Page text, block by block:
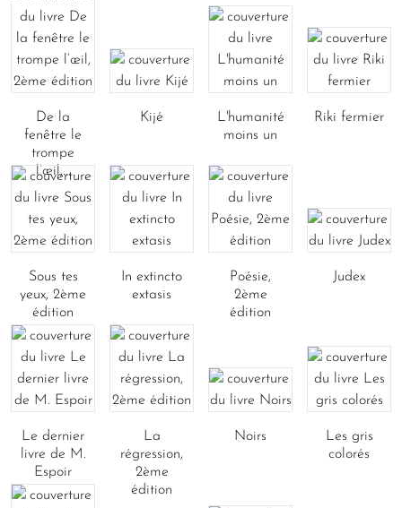
De la
fenêtre le
trompe
l’œil,...
Kijé
L'humanité
moins un
Riki fermier
Sous tes
yeux, 2ème
édition
In extincto
extasis
Poésie,
2ème
édition
Judex
Le dernier
livre de M.
Espoir
La
régression,
2ème
édition
Noirs
Les gris
colorés